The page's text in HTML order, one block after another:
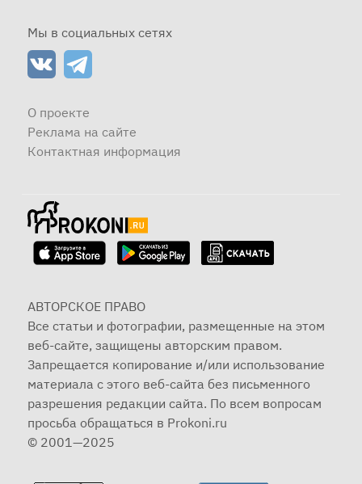
Мы в социальных сетях
О проекте
Реклама на сайте
Контактная информация
АВТОРСКОЕ ПРАВО
Все статьи и фотографии, размещенные на этом
веб-сайте, защищены авторским правом.
Запрещается копирование и/или использование
материала с этого веб-сайта без письменного
разрешения редакции сайта. По всем вопросам
просьба обращаться в Prokoni.ru
© 2001—2025